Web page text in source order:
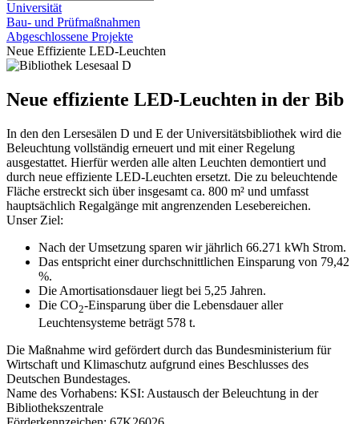
Universität
Bau- und Prüfmaßnahmen
Abgeschlossene Projekte
Neue Effiziente LED-Leuchten
Neue effiziente LED-Leuchten in der Bib
In den den Lersesälen D und E der Universitätsbibliothek wird die
Beleuchtung vollständig erneuert und mit einer Regelung
ausgestattet. Hierfür werden alle alten Leuchten demontiert und
durch neue effiziente LED-Leuchten ersetzt. Die zu beleuchtende
Fläche erstreckt sich über insgesamt ca. 800 m² und umfasst
hauptsächlich Regalgänge mit angrenzenden Lesebereichen.
Unser Ziel:
Nach der Umsetzung sparen wir jährlich 66.271 kWh Strom.
Das entspricht einer durchschnittlichen Einsparung von 79,42
%.
Die Amortisationsdauer liegt bei 5,25 Jahren.
Die CO2-Einsparung über die Lebensdauer aller
Leuchtensysteme beträgt 578 t.
Die Maßnahme wird gefördert durch das Bundesministerium für
Wirtschaft und Klimaschutz aufgrund eines Beschlusses des
Deutschen Bundestages.
Name des Vorhabens: KSI: Austausch der Beleuchtung in der
Bibliothekszentrale